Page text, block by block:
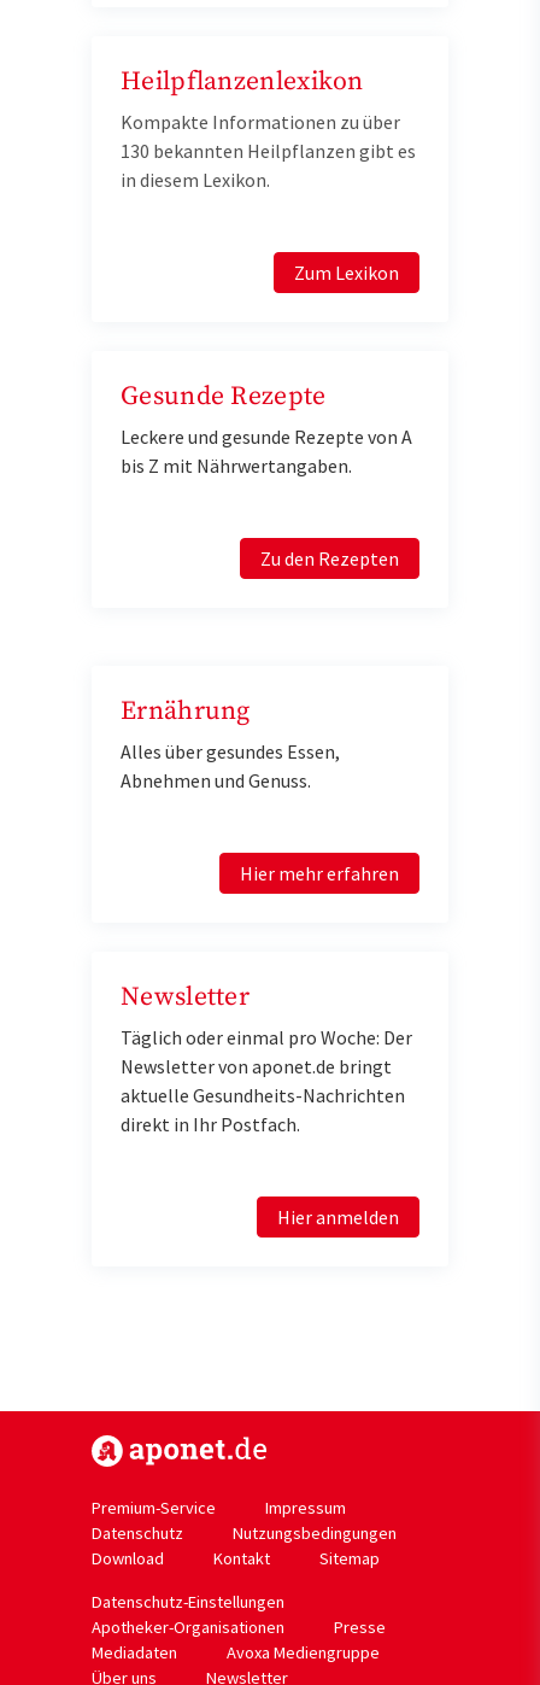
Heilpflanzenlexikon
Kompakte Informationen zu über
130 bekannten Heilpflanzen gibt es
in diesem Lexikon.
Zum Lexikon
Gesunde Rezepte
Leckere und gesunde Rezepte von A
bis Z mit Nährwertangaben.
Zu den Rezepten
Ernährung
Alles über gesundes Essen,
Abnehmen und Genuss.
Hier mehr erfahren
Newsletter
Täglich oder einmal pro Woche: Der
Newsletter von aponet.de bringt
aktuelle Gesundheits-Nachrichten
direkt in Ihr Postfach.
Hier anmelden
Premium-Service
Impressum
Datenschutz
Nutzungsbedingungen
Download
Kontakt
Sitemap
Datenschutz-Einstellungen
Apotheker-Organisationen
Presse
Mediadaten
Avoxa Mediengruppe
Über uns
Newsletter